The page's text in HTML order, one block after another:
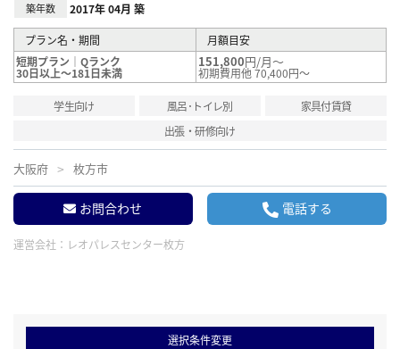
築年数 2017年 04月 築
プラン名・期間
月額目安
短期プラン｜Qランク
30日以上～181日未満
151,800円/月～
初期費用他 70,400円～
学生向け 風呂･トイレ別
家具付賃貸
出張・研修向け
大阪府 枚方市
お問合わせ 電話する
運営会社： レオパレスセンター枚方
選択条件変更